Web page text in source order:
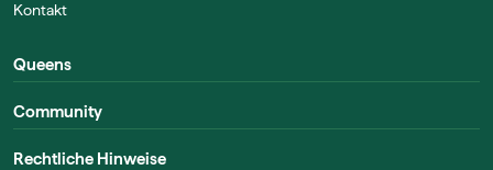
Kontakt
Queens
Community
Rechtliche Hinweise